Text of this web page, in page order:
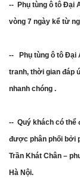
-- Phụ tùng ô tô Đại
vòng 7 ngày kể từ
-- Phụ tùng ô tô Đại
tranh, thời gian đáp
nhanh chóng .
-- Quý khách có thể
được phân phối bởi
Trần Khát Chân –
Hà Nội.